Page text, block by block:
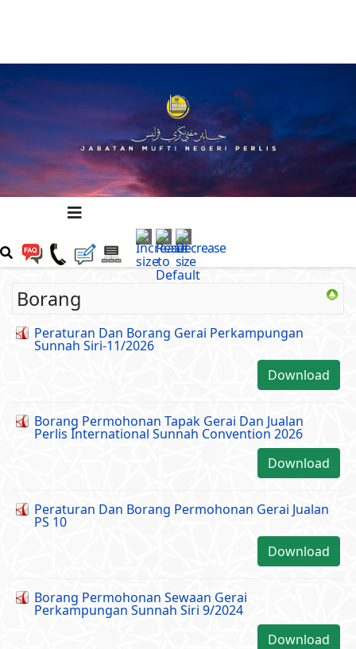
Borang
Peraturan Dan Borang Gerai Perkampungan
Sunnah Siri-11/2026
Download
Borang Permohonan Tapak Gerai Dan Jualan
Perlis International Sunnah Convention 2026
Download
Peraturan Dan Borang Permohonan Gerai Jualan
PS 10
Download
Borang Permohonan Sewaan Gerai
Perkampungan Sunnah Siri 9/2024
Download